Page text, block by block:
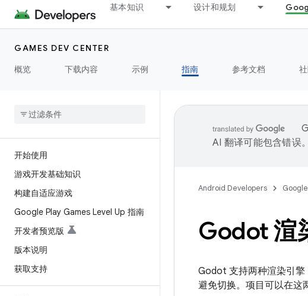
基本知识 设计和规划
GAMES DEV CENTER
概览
下载内容 示例 指南 参考文档
开始使用
游戏开发基础知识
构建自适应游戏
Google Play Games Level Up 指南
开发者预览版
版本说明
获取支持
AI 翻译可能包含错误。
Android Developers
Godot 渲
Godot 支持两种渲染引擎
避免切换。项目可以在这